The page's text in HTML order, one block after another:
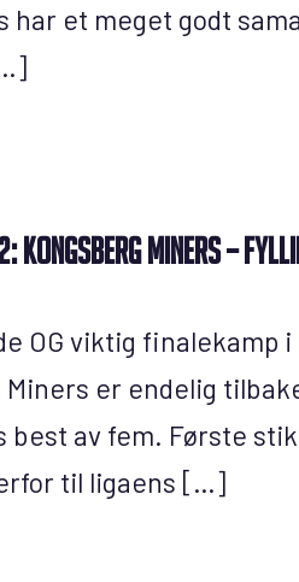
har et meget godt
Kongsberg Miners –
OG viktig finalekamp
er endelig
av fem. Første
til ligaens […]